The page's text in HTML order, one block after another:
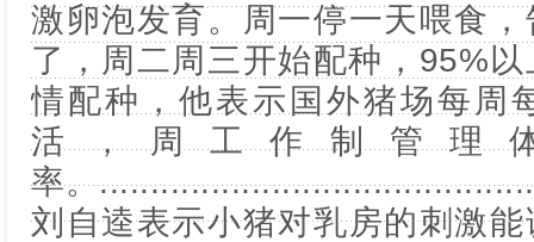
激卵泡发育。周一停一天喂食
了，周二周三开始配种，95%
情配种，他表示国外猪场每周
活，周工作制管理
率。
刘自逵表示小猪对乳房的刺激